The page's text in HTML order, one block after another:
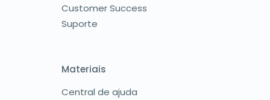
Customer Success
Suporte
Materiais
Central de ajuda